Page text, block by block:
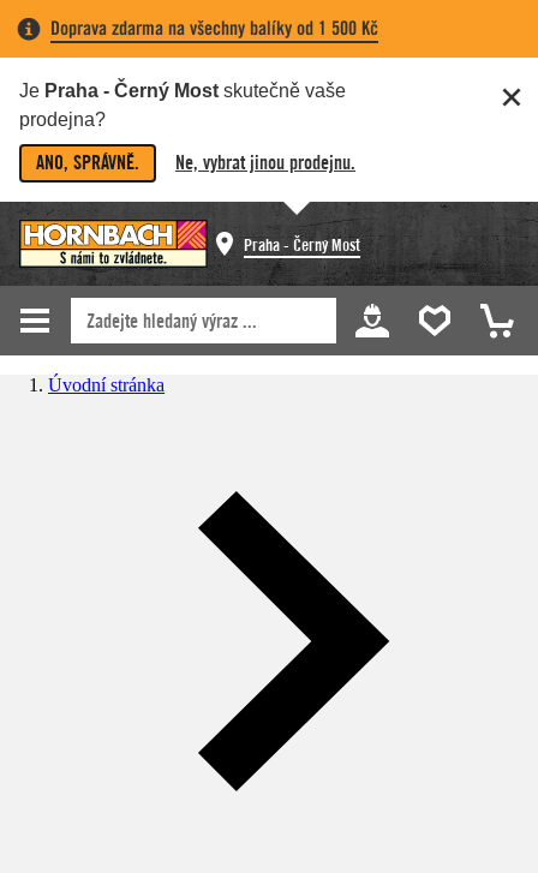
Doprava zdarma na všechny balíky od 1 500 Kč
Je Praha - Černý Most skutečně vaše
prodejna?
ANO, SPRÁVNĚ. Ne, vybrat jinou prodejnu.
Praha - Černý Most
Úvodní stránka